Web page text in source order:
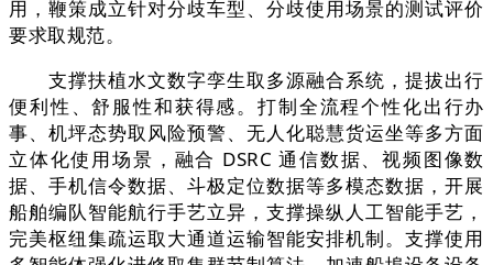
用，鞭策成立针对分歧车型、分歧使用场景的测试评价
要求取规范。
支撑扶植水文数字孪生取多源融合系统，提拔出行
便利性、舒服性和获得感。打制全流程个性化出行办
事、机坪态势取风险预警、无人化聪慧货运坐等多方面
立体化使用场景，融合 DSRC 通信数据、视频图像数
据、手机信令数据、斗极定位数据等多模态数据，开展
船舶编队智能航行手艺立异，支撑操纵人工智能手艺，
完美枢纽集疏运取大通道运输智能安排机制。支撑使用